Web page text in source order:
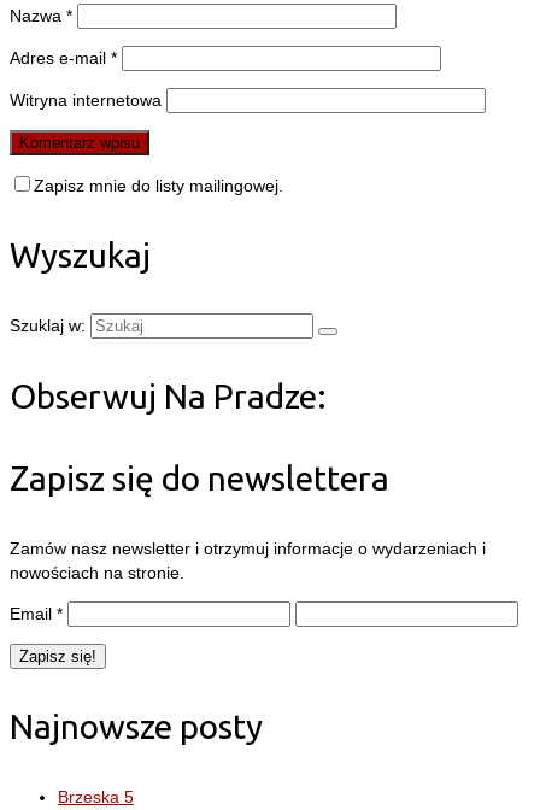
Nazwa *
Adres e-mail *
Witryna internetowa
Zapisz mnie do listy mailingowej.
Wyszukaj
Szuklaj w:
Obserwuj Na Pradze:
Zapisz się do newslettera
Zamów nasz newsletter i otrzymuj informacje o wydarzeniach i
nowościach na stronie.
Email *
Najnowsze posty
Brzeska 5